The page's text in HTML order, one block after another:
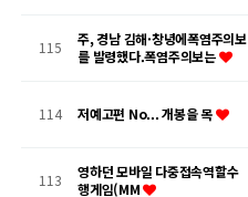
115
주, 경남 김해·창녕에폭염주의보
를 발령했다.폭염주의보는
114 저예고편 No... 개봉을 목
113
영하던 모바일 다중접속역할수
행게임(MM